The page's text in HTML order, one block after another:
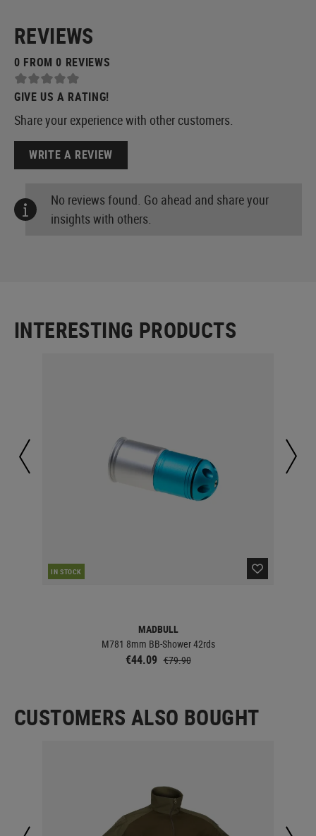
REVIEWS
0 FROM 0 REVIEWS
GIVE US A RATING!
Share your experience with other customers.
WRITE A REVIEW
No reviews found. Go ahead and share your
insights with others.
INTERESTING PRODUCTS
IN STOCK
MADBULL
M781 8mm BB-Shower 42rds
€44.09 €79.90
CUSTOMERS ALSO BOUGHT